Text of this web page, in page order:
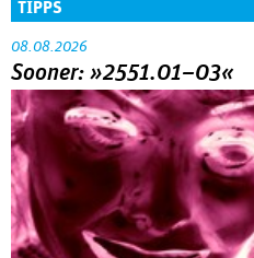
TIPPS
08.08.2026
Sooner: »2551.01–03«